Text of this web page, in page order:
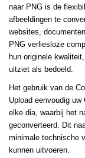
naar PNG is de
afbeeldingen te
websites,
PNG verliesloze
hun originele
uitziet als bedoeld.
Het gebruik van de
Upload eenvoudig
elke dia, waarbij het
geconverteerd. Dit
minimale technische
kunnen uitvoeren.